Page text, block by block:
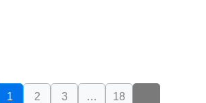
1 2 3 … 18